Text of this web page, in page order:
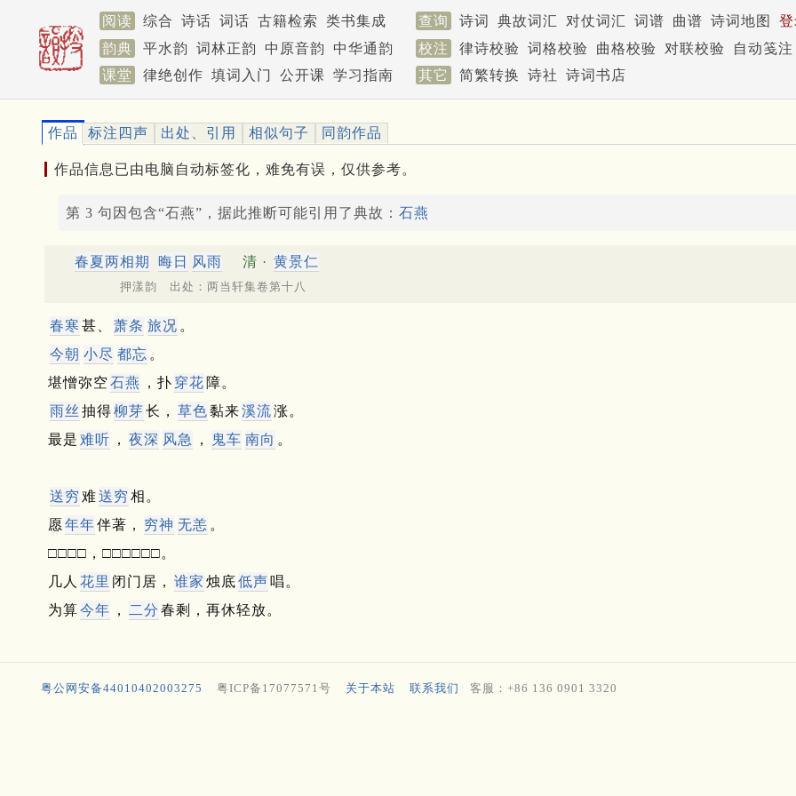
阅读 综合 诗话 词话 古籍检索 类书集成 查询 诗词 典故词汇 对仗词汇 词谱 曲谱 诗词地图
韵典
平水韵 词林正韵 中原音韵 中华通韵 校注 律诗校验 词格校验 曲格校验 对联校验
自动笺注
课堂
律绝创作 填词入门 公开课 学习指南 其它 简繁转换 诗社 诗词书店
作品 标注四声 出处、引用 相似句子 同韵作品
作品信息已由电脑自动标签化，难免有误，仅供参考。
第 3 句因包含“石燕”，据此推断可能引用了典故： 石燕
春夏两相期 晦日 风雨 清 · 黄景仁
押漾韵 出处：两当轩集卷第十八
春寒 甚、 萧条 旅况 。
今朝 小尽 都忘 。
堪憎弥空 石燕 ，扑 穿花 障。
雨丝 抽得柳芽长， 草色黏来溪流涨。
最是 难听 ， 夜深 风急 ， 鬼车 南向 。
送穷 难送穷 相。
愿 年年伴著， 穷神 无恙 。
□□□□，□□□□□□。
几人 花里 闭门居， 谁家 烛底低声 唱。
为算今年 ， 二分 春剩，再休轻放。
粤公网安备44010402003275 粤ICP备17077571号 关于本站 联系我们 客服：+86 136 0901 3320